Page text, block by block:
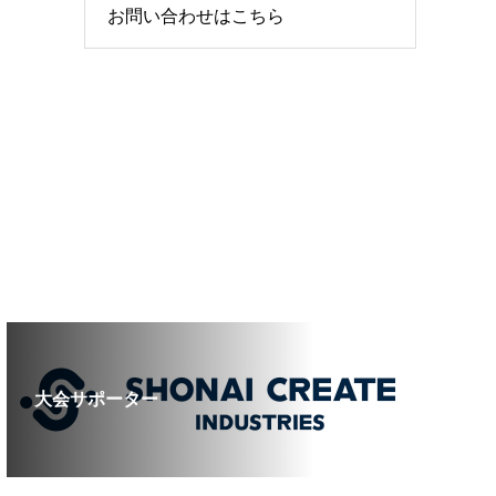
お問い合わせはこちら
大会サポーター